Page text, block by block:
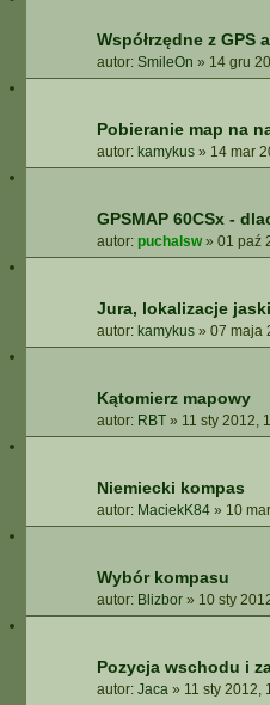
Współrzędne z GPS
autor: SmileOn » 14 gru
Pobieranie map na
autor: kamykus » 14 mar
GPSMAP 60CSx -
autor: puchalsw» 01 paź
Jura, lokalizacje
autor: kamykus » 07 maja
Kątomierz mapowy
autor: RBT » 11 sty 2012,
Niemiecki kompas
autor: MaciekK84 » 10
Wybór kompasu
autor: Blizbor » 10 sty
Pozycja wschodu i
autor: Jaca » 11 sty 2012,